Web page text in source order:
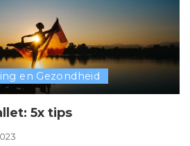
en Gezondheid
5x tips